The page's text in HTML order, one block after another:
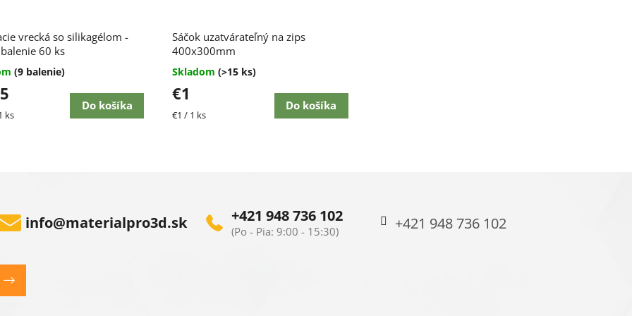
vrecká so silikagélom -
60 ks
(9 balenie)
ks
Do košíka
Sáčok uzatvárateľný na zips
400x300mm
hodnotenie
produktu
4,5
z
hviezdičiek.
Skladom (>15 ks)
€1
Jednotková
€1 / 1 ks
Do košíka
info@materialpro3d.sk +421 948 736 102 +421 948 736 102